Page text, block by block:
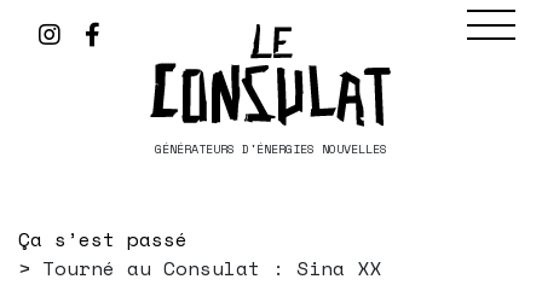
GÉNÉRATEURS D'ÉNERGIES NOUVELLES
Ça s’est passé
Tourné au Consulat : Sina XX